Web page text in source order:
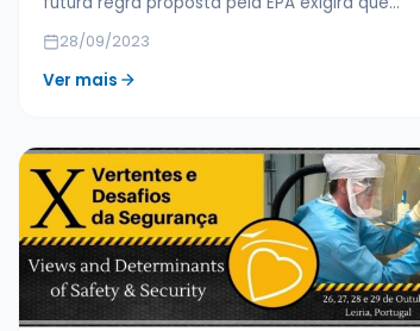
28/09/2023
Ver mais